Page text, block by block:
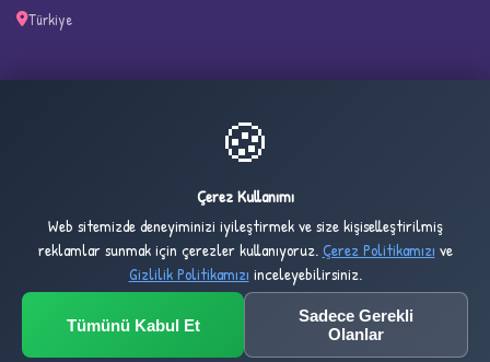
✧
Türkiye
5,406
DÜN
1,034,904
TOPLAM
© 2032 Eglenerekogreniyorum.com — All rights reserved.
Design & Development by
🍪
Çerez Kullanımı
Web sitemizde deneyiminizi iyileştirmek ve size kişiselleştirilmiş
reklamlar sunmak için çerezler kullanıyoruz.Çerez Politikamızı ve
Gizlilik Politikamızı inceleyebilirsiniz.
Tümünü Kabul Et
Sadece Gerekli
Olanlar